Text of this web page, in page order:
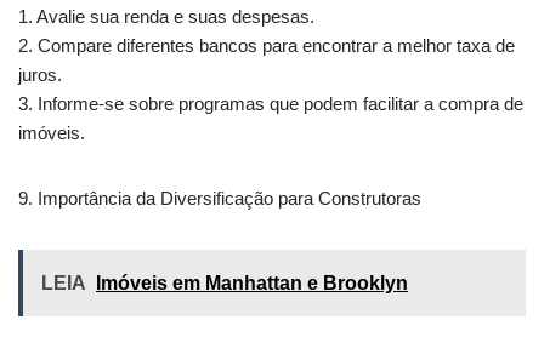
1. Avalie sua renda e suas despesas.
2. Compare diferentes bancos para encontrar a melhor taxa de
juros.
3. Informe-se sobre programas que podem facilitar a compra de
imóveis.
9. Importância da Diversificação para Construtoras
LEIA Imóveis em Manhattan e Brooklyn